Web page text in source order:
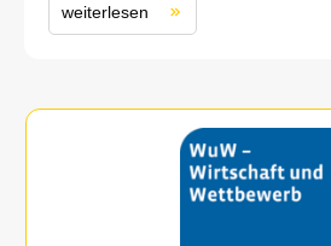
weiterlesen